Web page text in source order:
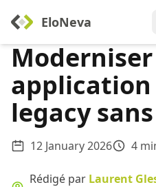
EloNeva
application
legacy
12 January 2026 4
Rédigé par Laurent